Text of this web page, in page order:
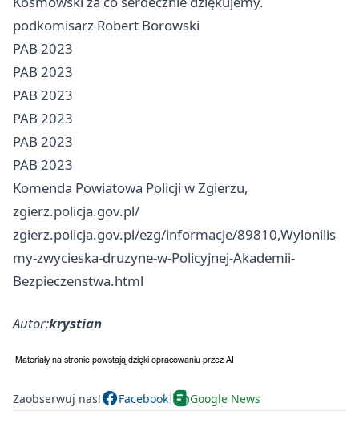
podkomisarz Robert Borowski
PAB 2023
PAB 2023
PAB 2023
PAB 2023
PAB 2023
PAB 2023
Komenda Powiatowa Policji w Zgierzu,
zgierz.policja.gov.pl/
zgierz.policja.gov.pl/ezg/informacje/89810,Wylonilis
my-zwycieska-druzyne-w-Policyjnej-Akademii-
Bezpieczenstwa.html
Autor:krystian
Zaobserwuj nas! Facebook Google News